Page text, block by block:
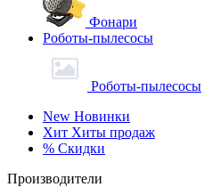
Фонари
Роботы-пылесосы
Роботы-пылесосы
New Новинки
Хит Хиты продаж
% Скидки
Производители